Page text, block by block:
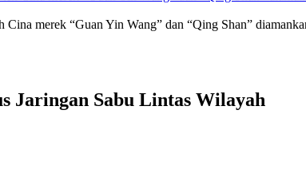
merek “Guan Yin Wang” dan “Qing Shan”
Jaringan Sabu Lintas Wilayah